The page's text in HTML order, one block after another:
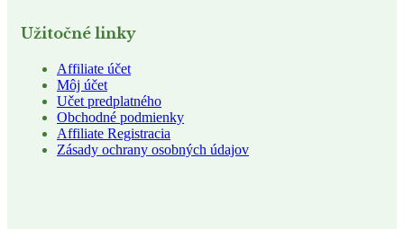
Užitočné linky
Affiliate účet
Môj účet
Učet predplatného
Obchodné podmienky
Affiliate Registracia
Zásady ochrany osobných údajov